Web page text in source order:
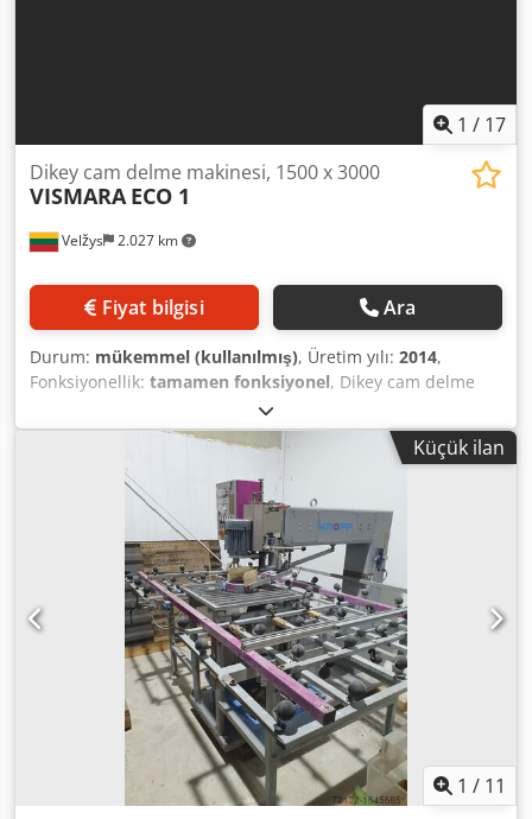
1 / 17
Velžys 2.027 km
Dikey cam delme makinesi, 1500 x 3000
VISMARA ECO 1
Fiyat bilgisi Ara
Durum: mükemmel (kullanılmış), Üretim yılı: 2014,
Fonksiyonellik: tamamen fonksiyonel, Dikey cam delme
makinesi, 1500 x 3000 Maks. cam boyutu: 1500 x 3000 mm
Cam kalınlığı: 3 – 20 mm Dcedoy Nltnepfx Af Hsk Delik çapı:
3 – 100 mm Kontrol: NC kontrollü Delme kafaları: 2 karşılıklı
konumlandırılmış delme milleri (ön ve arka) Mil hızı:
inverter üzerinden Genel ölçüler: 7500 x 2200 x 2800 mm
Çok iyi ve temiz durumda İyi çalışma durumu, test
edilmiştir Olduğu gibi satılır Hemen teslim
Küçük ilan
1 / 11